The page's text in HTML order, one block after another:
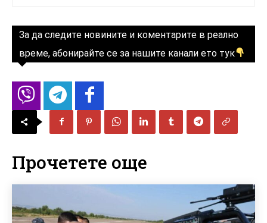
За да следите новините и коментарите в реално
време, абонирайте се за нашите канали ето тук
Прочетете още